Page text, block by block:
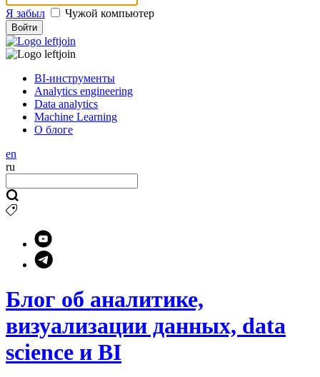
Я забыл Чужой компьютер
Войти
BI-инструменты
Analytics engineering
Data analytics
Machine Learning
О блоге
en
ru
Блог об аналитике,
визуализации данных, data
science и BI